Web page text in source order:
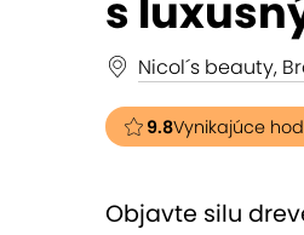
s
Nicol´s beauty,
9.8Vynikajúce
Objavte silu